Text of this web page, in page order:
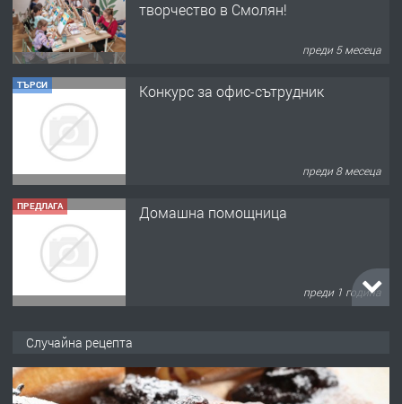
творчество в Смолян!
преди 5 месеца
ТЪРСИ Конкурс за офис-сътрудник
преди 8 месеца
ПРЕДЛАГА Домашна помощница
преди 1 година
Случайна рецепта